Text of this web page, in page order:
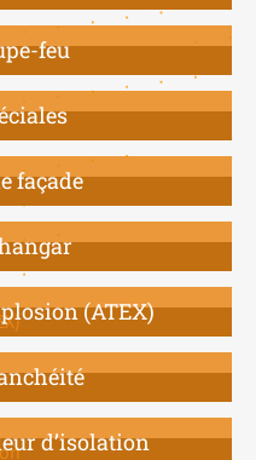
feu
façade
(ATEX)
d’isolation